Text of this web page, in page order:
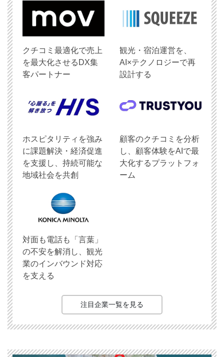
クチコミ最適化で売上
を最大化させるDX集
客パートナー
観光・宿泊運営を、
AI×テクノロジーで再
設計する
ホスピタリティを強み
に課題解決・経済促進
を支援し、持続可能な
地域社会を共創
顧客のクチコミを分析
し、顧客体験をAIで最
大化するプラットフォ
ーム
対面も電話も「言葉」
の不安を解消し、観光
業のインバウンド対応
を支える
注目企業一覧を見る